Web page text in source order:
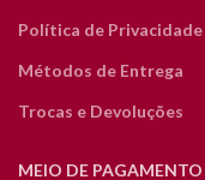
Política de Privacidade
Métodos de Entrega
Trocas e Devoluções
MEIO DE PAGAMENTO